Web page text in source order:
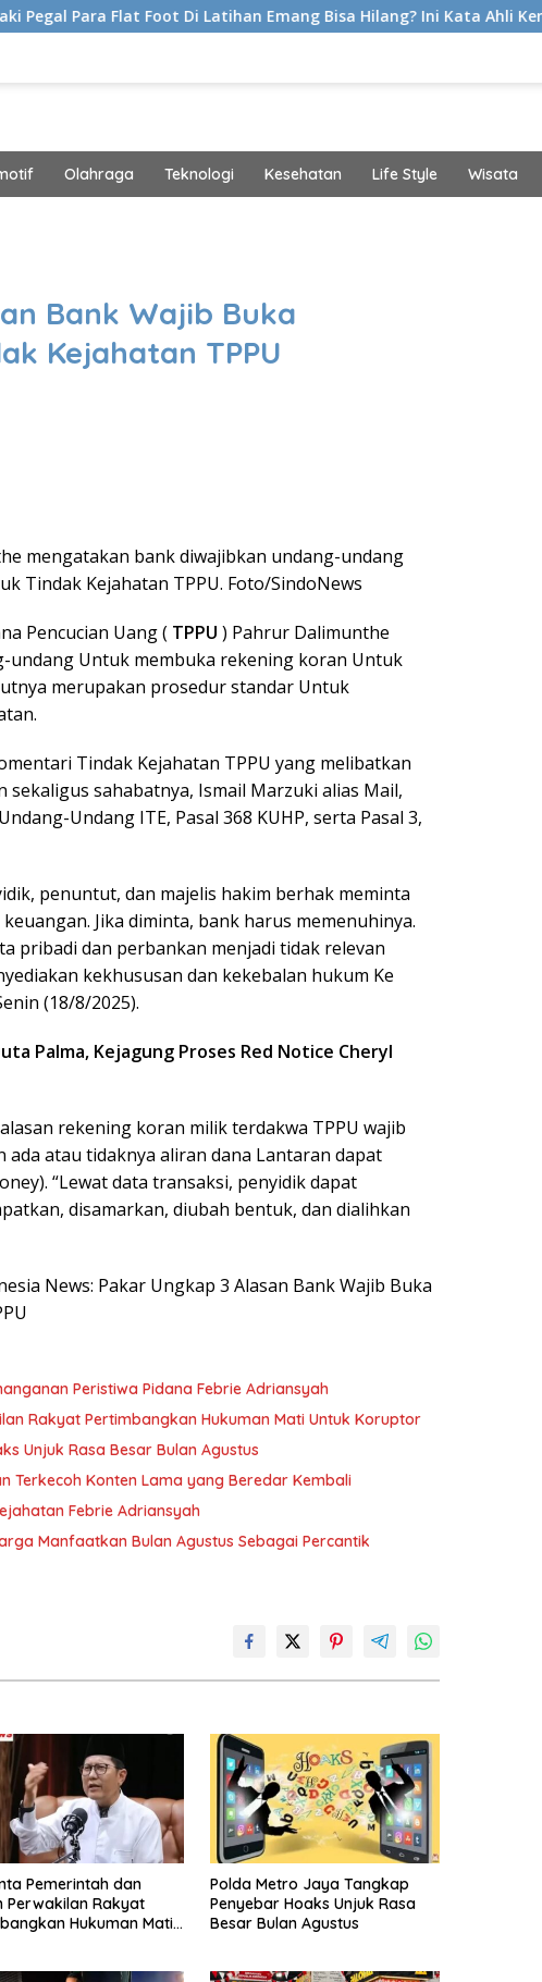
Foot Di Latihan Emang Bisa Hilang? Ini Kata Ahli Kemakmuran
Olahraga Teknologi Kesehatan Life Style Wisata
Bank Wajib Buka
Kejahatan TPPU
mengatakan bank diwajibkan undang-undang
Tindak Kejahatan TPPU. Foto/SindoNews
Pencucian Uang ( TPPU ) Pahrur Dalimunthe
undang Untuk membuka rekening koran Untuk
merupakan prosedur standar Untuk
Tindak Kejahatan TPPU yang melibatkan
sahabatnya, Ismail Marzuki alias Mail,
Undang ITE, Pasal 368 KUHP, serta Pasal 3,
penuntut, dan majelis hakim berhak meminta
Jika diminta, bank harus memenuhinya.
pribadi dan perbankan menjadi tidak relevan
kekhususan dan kekebalan hukum Ke
(18/8/2025).
Palma, Kejagung Proses Red Notice Cheryl
rekening koran milik terdakwa TPPU wajib
atau tidaknya aliran dana Lantaran dapat
“Lewat data transaksi, penyidik dapat
disamarkan, diubah bentuk, dan dialihkan
News: Pakar Ungkap 3 Alasan Bank Wajib Buka
Peristiwa Pidana Febrie Adriansyah
Rakyat Pertimbangkan Hukuman Mati Untuk Koruptor
Unjuk Rasa Besar Bulan Agustus
Terkecoh Konten Lama yang Beredar Kembali
Febrie Adriansyah
Manfaatkan Bulan Agustus Sebagai Percantik
Pemerintah dan
Perwakilan Rakyat
Hukuman Mati
Polda Metro Jaya Tangkap
Penyebar Hoaks Unjuk Rasa
Besar Bulan Agustus